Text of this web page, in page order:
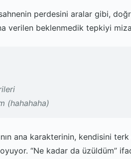
perdesini aralar gibi,
verilen beklenmedik tepkiyi
(hahahaha)
ana karakterinin, kendisini
“Ne kadar da üzüldüm”